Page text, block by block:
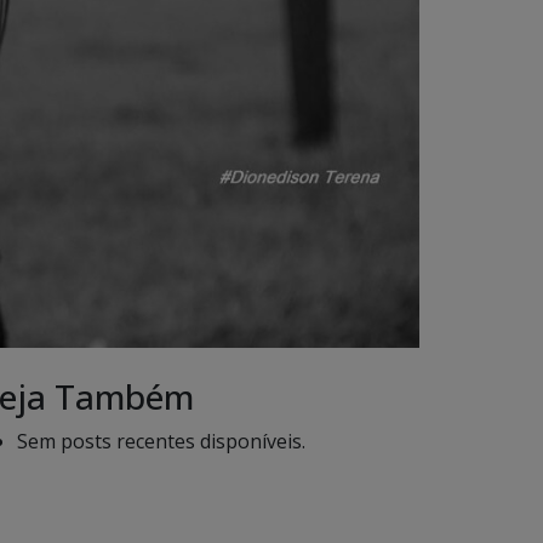
Também
Sem posts recentes disponíveis.